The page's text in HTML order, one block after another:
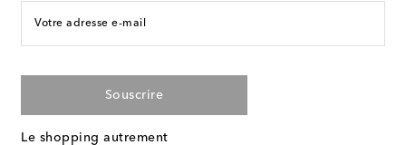
Votre adresse e-mail
Souscrire
Le shopping autrement